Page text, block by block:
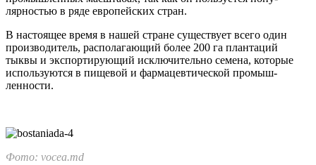
лярностью в ряде европейских стран.
В настоящее время в нашей стране существует всего один
производитель, располагаю­щий более 200 га плантаций
тыквы и экспортирующий ис­ключительно семена, кото­рые
используются в пищевой и фармацевтической промыш­
ленности.
Фото: vocea.md